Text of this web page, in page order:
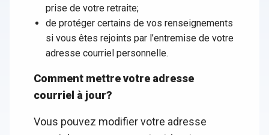
prise de votre retraite;
de protéger certains de vos renseignements
si vous êtes rejoints par l’entremise de votre
adresse courriel personnelle.
Comment mettre votre adresse
courriel à jour?
Vous pouvez modifier votre adresse